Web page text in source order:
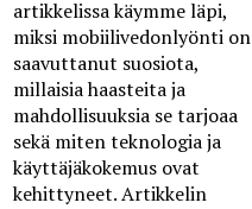
artikkelissa käymme läpi,
miksi mobiilivedonlyönti on
saavuttanut suosiota,
millaisia haasteita ja
mahdollisuuksia se tarjoaa
sekä miten teknologia ja
käyttäjäkokemus ovat
kehittyneet. Artikkelin